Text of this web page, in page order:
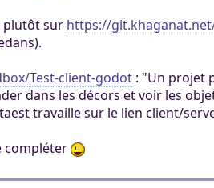
plutôt sur https://
Test-client-godot: "Un projet
dans les décors et voir les
travaille sur le lien client/
compléter